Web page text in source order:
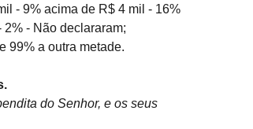
- 9% acima de R$ 4 mil - 16%
- Não declararam;
99% a outra metade.
do Senhor, e os seus